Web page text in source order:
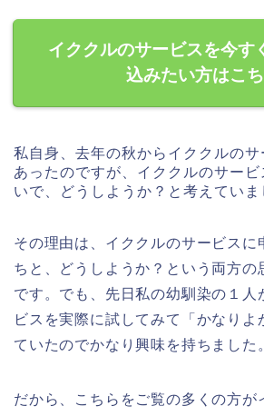
イククルのサービスを今す
込みたい方はこ
私自身、去年の秋からイククルの
あったのですが、イククルのサー
いで、どうしようか？と考えていま
その理由は、イククルのサービスに
ちと、どうしようか？という両方の
です。でも、先日私の幼馴染の１人
ビスを実際に試してみて「かなりよ
ていたのでかなり興味を持ちました
だから、こちらをご覧の多くの方が